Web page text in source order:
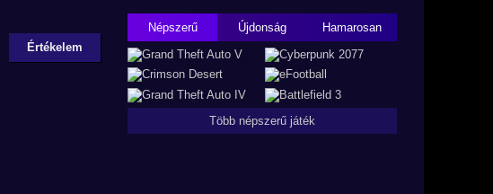
Értékelem
Népszerű Újdonság Hamarosan
Több népszerű játék